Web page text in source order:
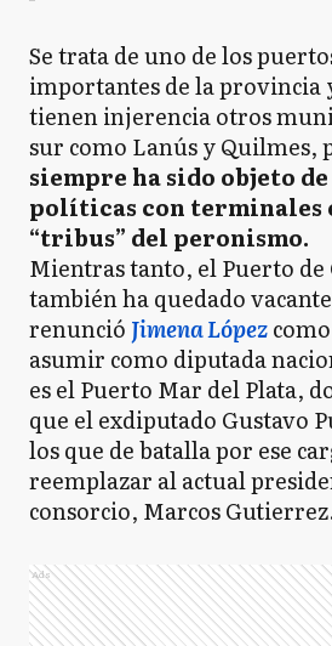
Se trata de uno de los
importantes de la provincia
tienen injerencia otros
sur como Lanús y Quilmes,
siempre ha sido objeto
políticas con terminales
“tribus” del peronismo.
Mientras tanto, el Puerto de
también ha quedado
renunció Jimena López
asumir como diputada
es el Puerto Mar del Plata,
que el exdiputado Gustavo
los que de batalla por ese
reemplazar al actual
consorcio, Marcos
Ads